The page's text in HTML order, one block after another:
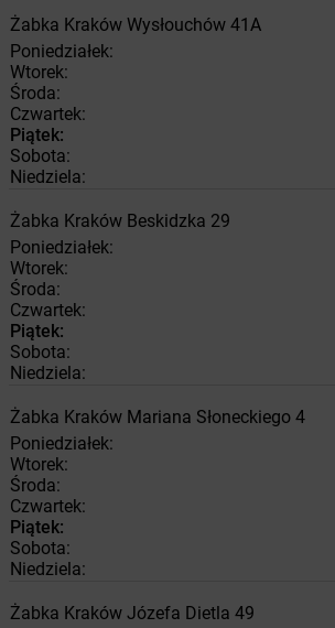
Żabka Kraków Wysłouchów 41A
Poniedziałek:
Wtorek:
Środa:
Czwartek:
Piątek:
Sobota:
Niedziela:
Żabka Kraków Beskidzka 29
Poniedziałek:
Wtorek:
Środa:
Czwartek:
Piątek:
Sobota:
Niedziela:
Żabka Kraków Mariana Słoneckiego 4
Poniedziałek:
Wtorek:
Środa:
Czwartek:
Piątek:
Sobota:
Niedziela:
Żabka Kraków Józefa Dietla 49